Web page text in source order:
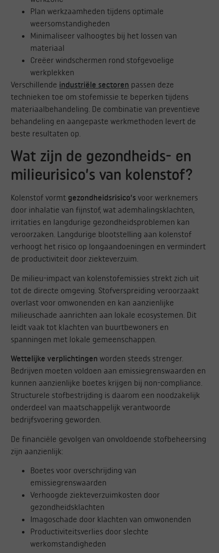
Plan werkzaamheden tijdens optimale
weersomstandigheden
Minimaliseer valhoogtes bij het lossen van
materiaal
Creëer windschermen rond stofgevoelige
werkplekken
Verschillende industriële sectoren passen deze
technieken toe om stofemissie te beperken tijdens
materiaalbehandeling. De combinatie van preventieve
behandeling en aangepaste werkmethoden levert de
beste resultaten op.
Wat zijn de gezondheids- en
milieurisico’s van kolenstof?
Kolenstof vormt gezondheidsrisico’s voor werknemers
door inhalatie van fijnstof, wat ademhalingsklachten,
irritaties en langdurige gezondheidsproblemen kan
veroorzaken. Langdurige blootstelling aan kolenstof
verhoogt het risico op longaandoeningen en vermindert
de productiviteit door ziekteverzuim.
De milieu-impact van kolenstofemissies strekt zich uit
tot de directe omgeving. Stofverspreiding veroorzaakt
overlast voor omwonenden en kan aanzienlijke
milieuschade aanrichten aan lokale ecosystemen. Dit
leidt vaak tot klachten van buurtbewoners en
spanningen met lokale gemeenschappen.
Wettelijke verplichtingen worden steeds strenger.
Bedrijven moeten voldoen aan emissiegrenswaarden en
kunnen aanzienlijke boetes krijgen bij non-compliance.
Structurele stofbestrijding is daarom een noodzakelijk
onderdeel van maatschappelijk verantwoorde
bedrijfsvoering geworden.
De financiële gevolgen van onvoldoende stofbeheersing
zijn aanzienlijk:
Boetes voor overschrijding van
emissiegrenswaarden
Verhoogde ziekteverzuimkosten door
gezondheidsklachten
Imagoschade door klachten van omwonenden
Productiviteitsverlies door slechte
werkomstandigheden